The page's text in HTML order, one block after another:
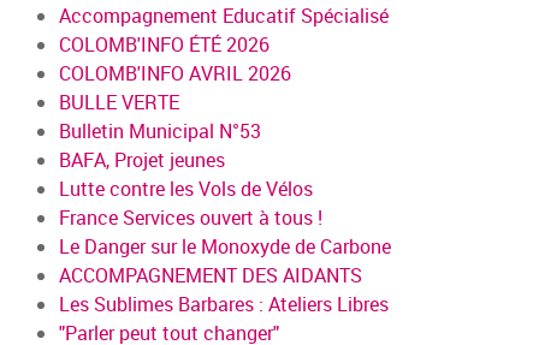
Accompagnement Educatif Spécialisé
COLOMB'INFO ÉTÉ 2026
COLOMB'INFO AVRIL 2026
BULLE VERTE
Bulletin Municipal N°53
BAFA, Projet jeunes
Lutte contre les Vols de Vélos
France Services ouvert à tous !
Le Danger sur le Monoxyde de Carbone
ACCOMPAGNEMENT DES AIDANTS
Les Sublimes Barbares : Ateliers Libres
"Parler peut tout changer"